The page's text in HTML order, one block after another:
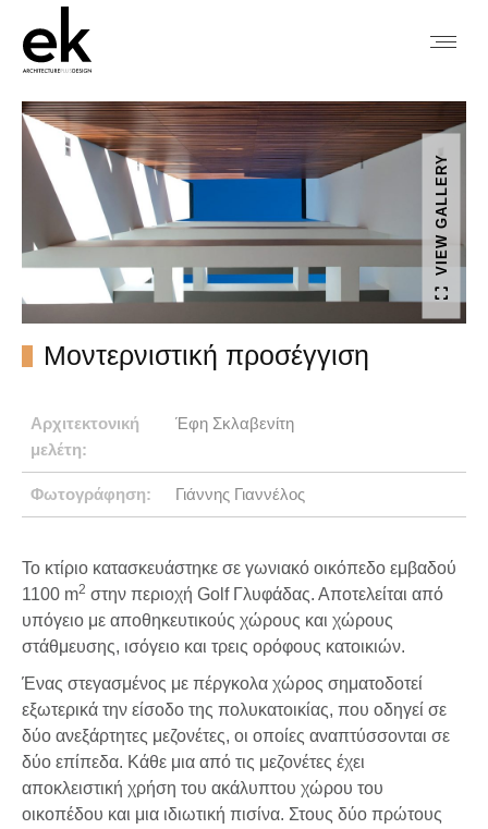
VIEW GALLERY
Μοντερνιστική προσέγγιση
Αρχιτεκτονική
μελέτη:
Έφη Σκλαβενίτη
Φωτογράφηση: Γιάννης Γιαννέλος
Το κτίριο κατασκευάστηκε σε γωνιακό οικόπεδο εμβαδού
1100 m2 στην περιοχή Golf Γλυφάδας. Αποτελείται από
υπόγειο με αποθηκευτικούς χώρους και χώρους
στάθμευσης, ισόγειο και τρεις ορόφους κατοικιών.
Ένας στεγασμένος με πέργκολα χώρος σηματοδοτεί
εξωτερικά την είσοδο της πολυκατοικίας, που οδηγεί σε
δύο ανεξάρτητες μεζονέτες, οι οποίες αναπτύσσονται σε
δύο επίπεδα. Κάθε μια από τις μεζονέτες έχει
αποκλειστική χρήση του ακάλυπτου χώρου του
οικοπέδου και μια ιδιωτική πισίνα. Στους δύο πρώτους